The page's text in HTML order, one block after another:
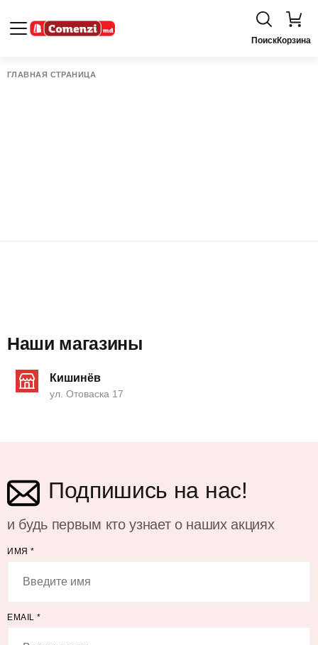
ПоискКорзина
ГЛАВНАЯ СТРАНИЦА
Наши магазины
Кишинёв
ул. Отоваска 17
Подпишись на нас!
и будь первым кто узнает о наших акциях
ИМЯ *
EMAIL *